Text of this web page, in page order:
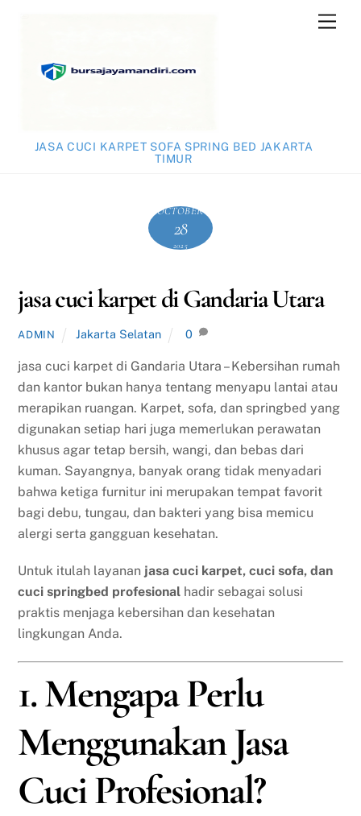
JASA CUCI KARPET SOFA SPRING BED JAKARTA
TIMUR
OCTOBER
28
2025
jasa cuci karpet di Gandaria Utara
ADMIN Jakarta Selatan 0
jasa cuci karpet di Gandaria Utara – Kebersihan rumah
dan kantor bukan hanya tentang menyapu lantai atau
merapikan ruangan. Karpet, sofa, dan springbed yang
digunakan setiap hari juga memerlukan perawatan
khusus agar tetap bersih, wangi, dan bebas dari
kuman. Sayangnya, banyak orang tidak menyadari
bahwa ketiga furnitur ini merupakan tempat favorit
bagi debu, tungau, dan bakteri yang bisa memicu
alergi serta gangguan kesehatan.
Untuk itulah layanan jasa cuci karpet, cuci sofa, dan
cuci springbed profesional hadir sebagai solusi
praktis menjaga kebersihan dan kesehatan
lingkungan Anda.
1. Mengapa Perlu
Menggunakan Jasa
Cuci Profesional?